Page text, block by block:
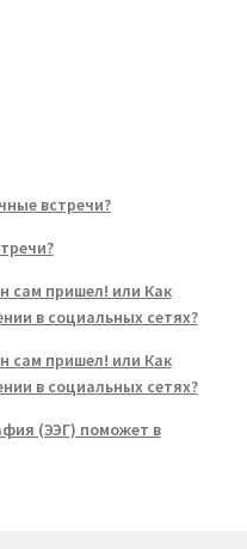
встречи?
сам пришел! или Как
в социальных сетях?
сам пришел! или Как
в социальных сетях?
(ЭЭГ) поможет в